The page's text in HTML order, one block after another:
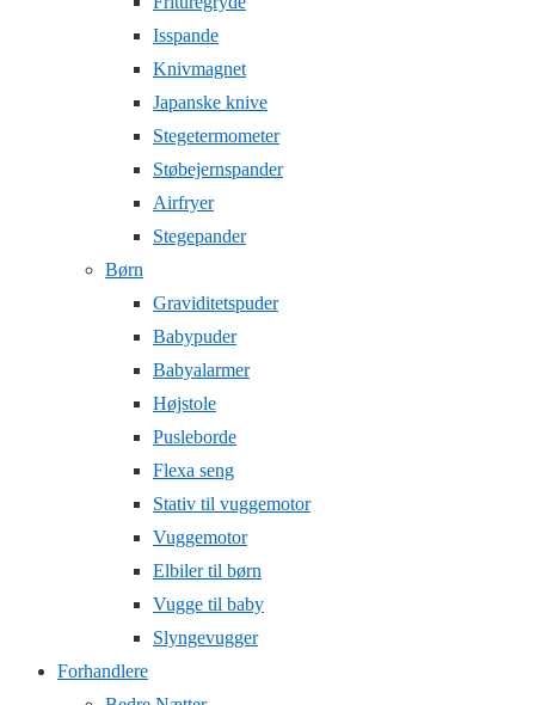
Isspande
Knivmagnet
Japanske knive
Stegetermometer
Støbejernspander
Airfryer
Stegepander
Børn
Graviditetspuder
Babypuder
Babyalarmer
Højstole
Pusleborde
Flexa seng
Stativ til vuggemotor
Vuggemotor
Elbiler til børn
Vugge til baby
Slyngevugger
Forhandlere